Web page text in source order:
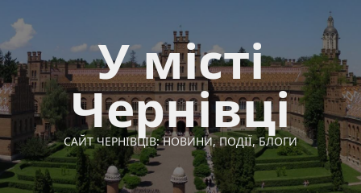
до
вмісту
У місті
Чернівці
САЙТ ЧЕРНІВЦІВ: НОВИНИ, ПОДІЇ, БЛОГИ